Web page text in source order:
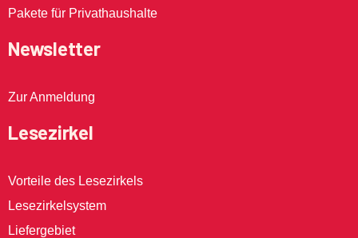
Pakete für Privathaushalte
Newsletter
Zur Anmeldung
Lesezirkel
Vorteile des Lesezirkels
Lesezirkelsystem
Liefergebiet